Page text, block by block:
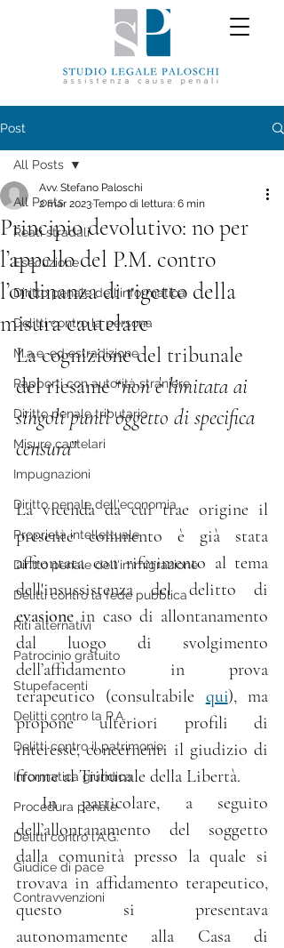
Post
All Posts
Reati stradali
Esecuzione
Diritto penale dell'informatica
Delitti contro la persona
M.a.e. ed estradizione
Rapporti con autorità straniere
Diritto penale tributario
Misure cautelari
Impugnazioni
Diritto penale dell'economia
Proprietà intellettuale
Diritto penale dell'immigrazione
Delitti contro la fede pubblica
Riti alternativi
Patrocinio gratuito
Stupefacenti
Delitti contro la P.A.
Delitti contro il patrimonio
Informatica giuridica
Procedura penale
Delitti contro l'A.G.
Giudice di pace
Contravvenzioni
All Posts
Principio devolutivo: no per
l’appello del P.M. contro
l’ordinanza di rigetto della
misura cautelare
Avv. Stefano Paloschi
2 mar 2023Tempo di lettura: 6 min
La cognizione del tribunale
del riesame “non è limitata ai
singoli punti oggetto di specifica
censura”
La vicenda da cui trae origine il
presente commento è già stata
affrontata con riferimento al tema
evasione in caso di allontanamento
dal luogo di svolgimento
dell’affidamento in prova
terapeutico (consultabile qui), ma
propone ulteriori profili di
interesse, concernenti il giudizio di
fronte al Tribunale della Libertà.
In particolare, a seguito
dell’allontanamento del soggetto
dalla comunità presso la quale si
trovava in affidamento terapeutico,
questo si presentava
autonomamente alla Casa di